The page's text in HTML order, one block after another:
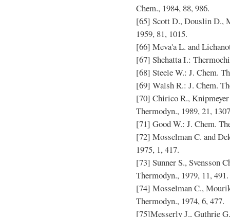
Chem., 1984, 88, 986.
[65] Scott D., Douslin D.,
1959, 81, 1015.
[66] Meva'a L. and
[67] Shehatta I.:
[68] Steele W.: J. Chem.
[69] Walsh R.: J. Chem.
[70] Chirico R.,
Thermodyn., 1989, 21,
[71] Good W.: J. Chem.
[72] Mosselman C. and
1975, 1, 417.
[73] Sunner S., Svensson
Thermodyn., 1979, 11, 491.
[74] Mosselman C.,
Thermodyn., 1974, 6, 477.
[75]Messerly J., Guthrie